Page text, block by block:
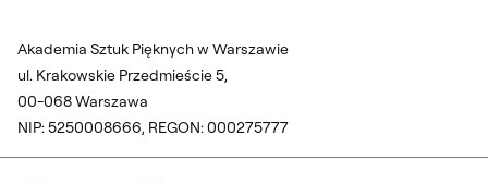
Akademia Sztuk Pięknych w Warszawie
ul. Krakowskie Przedmieście 5,
00-068 Warszawa
NIP: 5250008666, REGON: 000275777